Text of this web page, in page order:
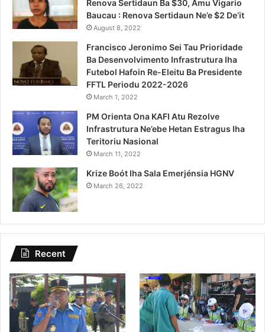
Renova Sertidaun Ba $30, Amu Vigario
Baucau : Renova Sertidaun Ne’e $2 De’it
August 8, 2022
Francisco Jeronimo Sei Tau Prioridade
Ba Desenvolvimento Infrastrutura Iha
Futebol Hafoin Re-Eleitu Ba Presidente
FFTL Periodu 2022-2026
March 1, 2022
PM Orienta Ona KAFI Atu Rezolve
Infrastrutura Ne’ebe Hetan Estragus Iha
Teritoriu Nasional
March 11, 2022
Krize Boót Iha Sala Emerjénsia HGNV
March 26, 2022
Recent